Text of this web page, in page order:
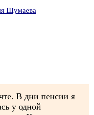
Шумаева
В дни пенсии я
у одной